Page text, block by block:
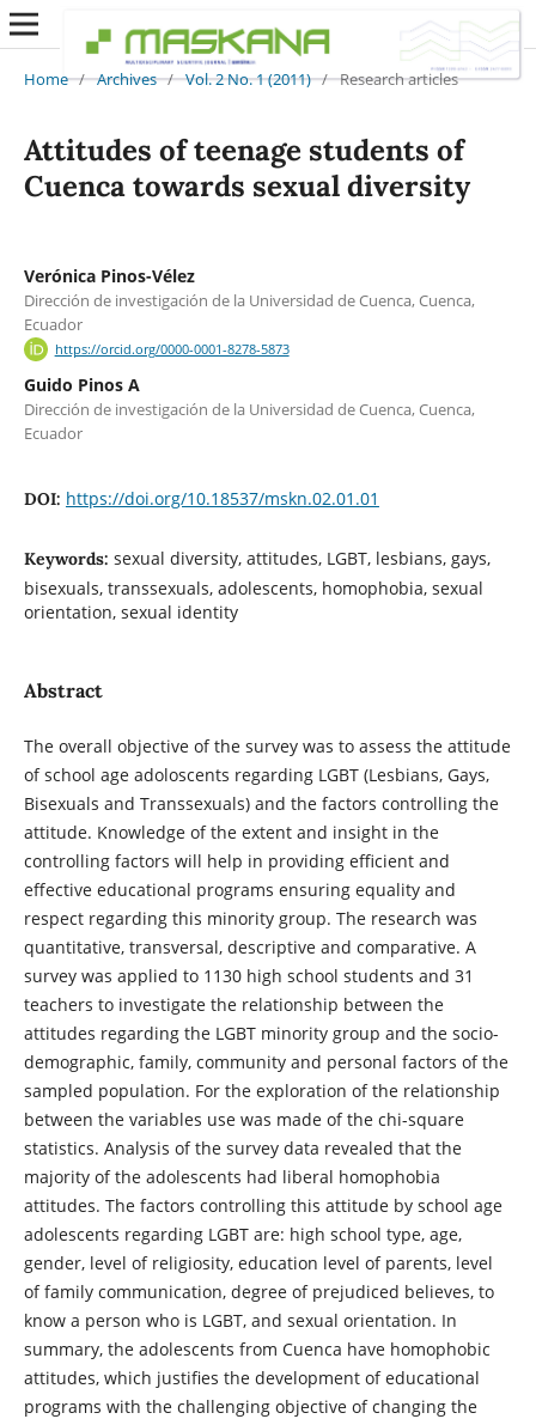
Home / Archives / Vol. 2 No. 1 (2011) / Research articles
Attitudes of teenage students of
Cuenca towards sexual diversity
Verónica Pinos-Vélez
Dirección de investigación de la Universidad de Cuenca, Cuenca,
Ecuador
https://orcid.org/0000-0001-8278-5873
Guido Pinos A
Dirección de investigación de la Universidad de Cuenca, Cuenca,
Ecuador
DOI: https://doi.org/10.18537/mskn.02.01.01
Keywords: sexual diversity, attitudes, LGBT, lesbians, gays,
bisexuals, transsexuals, adolescents, homophobia, sexual
orientation, sexual identity
Abstract
The overall objective of the survey was to assess the attitude
of school age adoloscents regarding LGBT (Lesbians, Gays,
Bisexuals and Transsexuals) and the factors controlling the
attitude. Knowledge of the extent and insight in the
controlling factors will help in providing efficient and
effective educational programs ensuring equality and
respect regarding this minority group. The research was
quantitative, transversal, descriptive and comparative. A
survey was applied to 1130 high school students and 31
teachers to investigate the relationship between the
attitudes regarding the LGBT minority group and the socio-
demographic, family, community and personal factors of the
sampled population. For the exploration of the relationship
between the variables use was made of the chi-square
statistics. Analysis of the survey data revealed that the
majority of the adolescents had liberal homophobia
attitudes. The factors controlling this attitude by school age
adolescents regarding LGBT are: high school type, age,
gender, level of religiosity, education level of parents, level
of family communication, degree of prejudiced believes, to
know a person who is LGBT, and sexual orientation. In
summary, the adolescents from Cuenca have homophobic
attitudes, which justifies the development of educational
programs with the challenging objective of changing the